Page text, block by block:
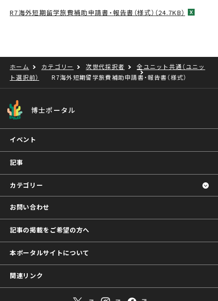
R7海外短期留学旅費補助申請書・報告書（様式）（24.7KB）
ホーム カテゴリー 次世代採択者
全ユニット共通（ユニッ
ト選択前）
R7海外短期留学旅費補助申請書・報告書（様式）
博士ポータル
イベント
記事
カテゴリー
お問い合わせ
記事の掲載をご希望の方へ
本ポータルサイトについて
関連リンク